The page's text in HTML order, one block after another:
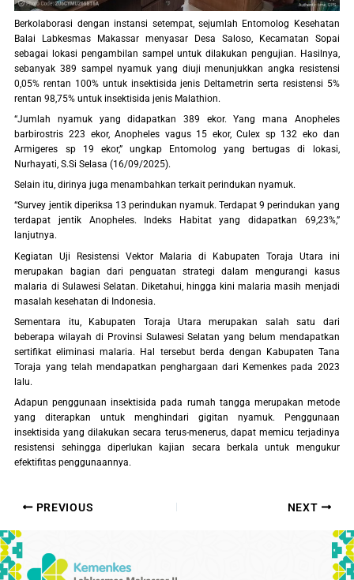
Berkolaborasi dengan instansi setempat, sejumlah Entomolog Kesehatan
Balai Labkesmas Makassar menyasar Desa Saloso, Kecamatan Sopai
sebagai lokasi pengambilan sampel untuk dilakukan pengujian. Hasilnya,
sebanyak 389 sampel nyamuk yang diuji menunjukkan angka resistensi
0,05% rentan 100% untuk insektisida jenis Deltametrin serta resistensi 5%
rentan 98,75% untuk insektisida jenis Malathion.
“Jumlah nyamuk yang didapatkan 389 ekor. Yang mana Anopheles
barbirostris 223 ekor, Anopheles vagus 15 ekor, Culex sp 132 eko dan
Armigeres sp 19 ekor,” ungkap Entomolog yang bertugas di lokasi,
Nurhayati, S.Si Selasa (16/09/2025).
Selain itu, dirinya juga menambahkan terkait perindukan nyamuk.
“Survey jentik diperiksa 13 perindukan nyamuk. Terdapat 9 perindukan yang
terdapat jentik Anopheles. Indeks Habitat yang didapatkan 69,23%,”
lanjutnya.
Kegiatan Uji Resistensi Vektor Malaria di Kabupaten Toraja Utara ini
merupakan bagian dari penguatan strategi dalam mengurangi kasus
malaria di Sulawesi Selatan. Diketahui, hingga kini malaria masih menjadi
masalah kesehatan di Indonesia.
Sementara itu, Kabupaten Toraja Utara merupakan salah satu dari
beberapa wilayah di Provinsi Sulawesi Selatan yang belum mendapatkan
sertifikat eliminasi malaria. Hal tersebut berda dengan Kabupaten Tana
Toraja yang telah mendapatkan penghargaan dari Kemenkes pada 2023
lalu.
Adapun penggunaan insektisida pada rumah tangga merupakan metode
yang diterapkan untuk menghindari gigitan nyamuk. Penggunaan
insektisida yang dilakukan secara terus-menerus, dapat memicu terjadinya
resistensi sehingga diperlukan kajian secara berkala untuk mengukur
efektifitas penggunaannya.
PREVIOUS NEXT